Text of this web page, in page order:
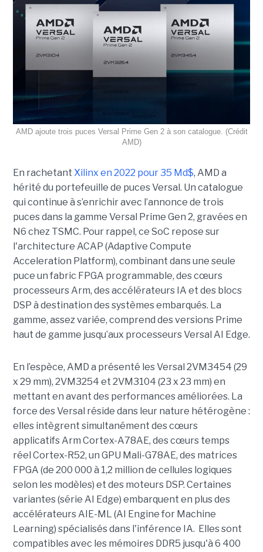
AMD ajoute trois puces Versal Prime Gen 2 à son catalogue. (Crédit
AMD)
En rachetant Xilinx en 2022 pour 35 Md$, AMD a
hérité du portefeuille de puces Versal. Un catalogue
qui continue à s’enrichir avec l’annonce de trois
puces dans la gamme Versal Prime Gen 2, gravées en
N6 chez TSMC. Pour rappel, ce SoC repose sur
l'architecture ACAP (Adaptive Compute
Acceleration Platform), combinant dans une seule
puce un fabric FPGA programmable, des cœurs
processeurs Arm, des accélérateurs IA et des blocs
DSP à destination des systèmes embarqués. La
gamme, assez variée, comprend des versions Prime
haut de gamme jusqu’aux processeurs Versal AI Edge.
En l’espèce, AMD a présenté les Versal 2VM3454 (29
x 29 mm), 2VM3254 et 2VM3104 (23 x 23 mm) en
mettant en avant des performances améliorées. La
force des Versal réside dans leur nature hétérogène :
elles intègrent simultanément des cœurs
applicatifs Arm Cortex-A78AE, des cœurs temps
réel Cortex-R52, un GPU Mali-G78AE, des matrices
FPGA (de 200 000 à 1,2 million de cellules logiques
selon les modèles) et des moteurs DSP. Certaines
variantes (série AI Edge) embarquent en plus des
accélérateurs AIE-ML (AI Engine for Machine
Learning) spécialisés dans l'inférence IA. Elles sont
compatibles avec les mémoires DDR5 jusqu'à 6 400